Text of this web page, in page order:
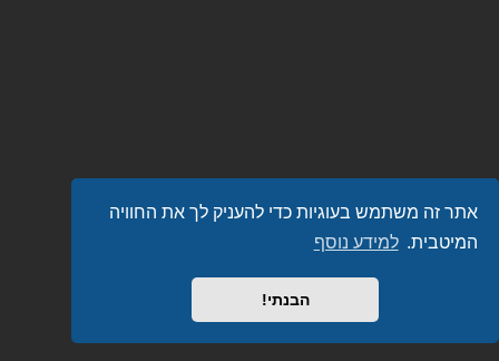
אתר זה משתמש בעוגיות כדי להעניק לך את החוויה
המיטבית. למידע נוסף
הבנתי!